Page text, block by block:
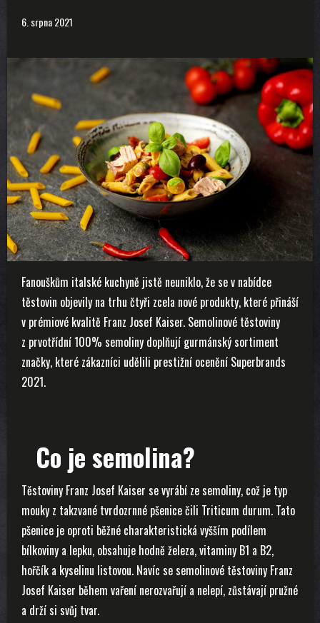
6. srpna 2021
Fanouškům italské kuchyně jistě neuniklo, že se v nabídce
těstovin objevily na trhu čtyři zcela nové produkty, které přináší
v prémiové kvalitě Franz Josef Kaiser. Semolinové těstoviny
z prvotřídní 100% semoliny doplňují gurmánský sortiment
značky, které zákazníci udělili prestižní ocenění Superbrands
2021.
Co je semolina?
Těstoviny Franz Josef Kaiser se vyrábí ze semoliny, což je typ
mouky z takzvané tvrdozrnné pšenice čili Triticum durum. Tato
pšenice je oproti běžné charakteristická vyšším podílem
bílkoviny a lepku, obsahuje hodně železa, vitaminy B1 a B2,
hořčík a kyselinu listovou. Navíc se semolinové těstoviny Franz
Josef Kaiser během vaření nerozvařují a nelepí, zůstávají pružné
a drží si svůj tvar.